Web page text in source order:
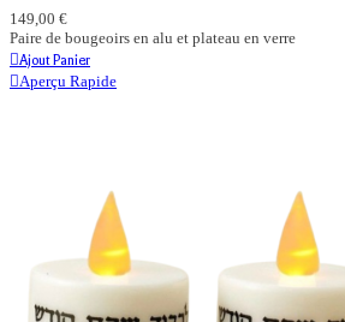
149,00 €
Paire de bougeoirs en alu et plateau en verre
Ajout Panier
Aperçu Rapide